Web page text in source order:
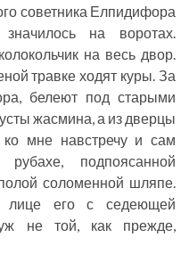
советника Елпидифора
на воротах.
на весь двор.
травке ходят куры. За
белеют под старыми
жасмина, а из дверцы
ко мне навстречу и сам
подпоясанной
соломенной шляпе.
лице его с седеющей
уж не той, как прежде,